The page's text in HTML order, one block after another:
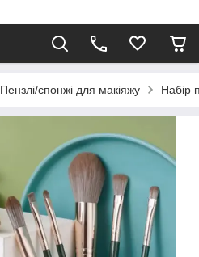
Пензлі/спонжі для макіяжу Набір